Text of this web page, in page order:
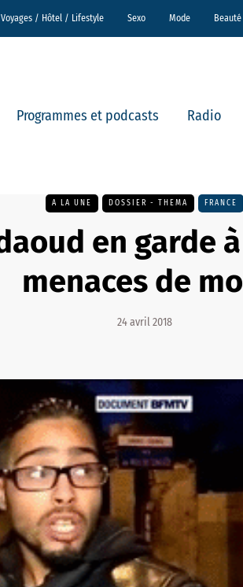
Voyages / Hôtel / Lifestyle Sexo Mode Beauté
Programmes et podcasts Radio
A LA UNE DOSSIER - THEMA FRANCE
en garde
menaces de
24 avril 2018